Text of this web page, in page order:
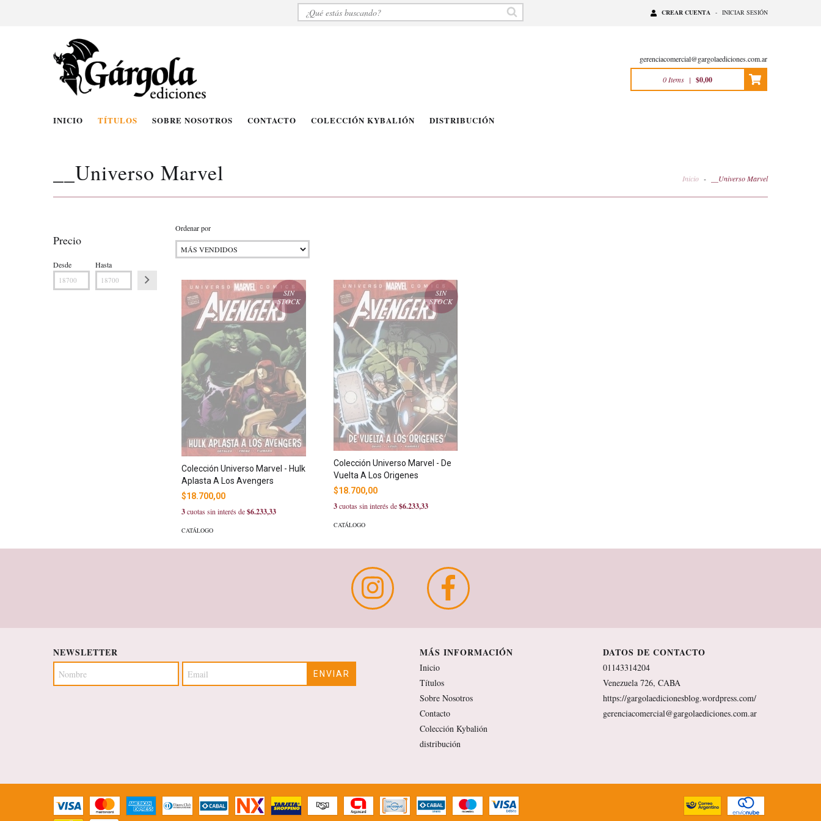
CREAR CUENTA - INICIAR SESIÓN
gerenciacomercial@gargolaediciones.com.ar
0 Items | $0,00
INICIO TÍTULOS SOBRE NOSOTROS CONTACTO COLECCIÓN KYBALIÓN DISTRIBUCIÓN
__Universo Marvel Inicio - __Universo Marvel
Precio
Desde Hasta
Ordenar por
SIN
STOCK
Colección Universo Marvel - Hulk
Aplasta A Los Avengers
$18.700,00
3cuotas sin interés de$6.233,33
CATÁLOGO
SIN
STOCK
Colección Universo Marvel - De
Vuelta A Los Origenes
$18.700,00
3cuotas sin interés de$6.233,33
CATÁLOGO
NEWSLETTER MÁS INFORMACIÓN
Inicio
Títulos
Sobre Nosotros
Contacto
Colección Kybalión
distribución
DATOS DE CONTACTO
01143314204
Venezuela 726, CABA
https://gargolaedicionesblog.wordpress.com/
gerenciacomercial@gargolaediciones.com.ar